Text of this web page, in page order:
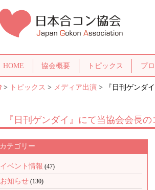
HOME 協会概要 トピックス プ
> トピックス > メディア出演 > 『日刊ゲンダ
『日刊ゲンダイ』にて当協会会長
カテゴリー
イベント情報 (47)
お知らせ (130)